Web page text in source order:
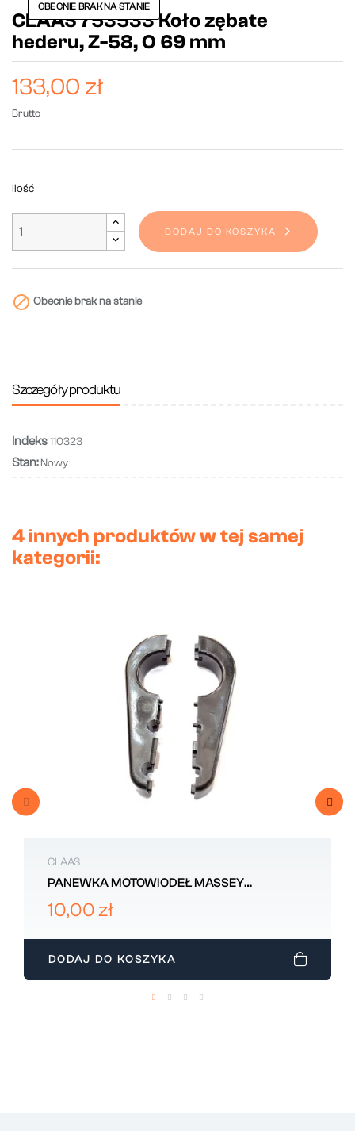
OBECNIE BRAK NA STANIE
CLAAS 753533 Koło zębate
hederu, Z-58, O 69 mm
133,00 zł
Brutto
Ilość
DODAJ DO KOSZYKA
 Obecnie brak na stanie
Szczegóły produktu
Indeks110323
Stan: Nowy
4 innych produktów w tej samej
kategorii:
CLAAS
PANEWKA MOTOWIODEŁ MASSEY
FERGUSON 911692M1
10,00 zł
DODAJ DO KOSZYKA